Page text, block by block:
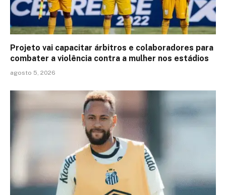
Projeto vai capacitar árbitros e colaboradores para
combater a violência contra a mulher nos estádios
agosto 5, 2026